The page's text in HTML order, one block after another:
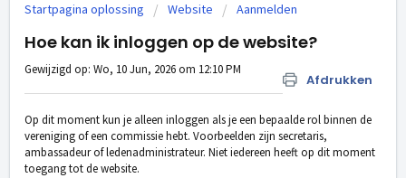
Startpagina oplossing Website Aanmelden
Hoe kan ik inloggen op de website?
Afdrukken
Gewijzigd op: Wo, 10 Jun, 2026 om 12:10 PM
Op dit moment kun je alleen inloggen als je een bepaalde rol binnen de
vereniging of een commissie hebt. Voorbeelden zijn secretaris,
ambassadeur of ledenadministrateur. Niet iedereen heeft op dit moment
toegang tot de website.